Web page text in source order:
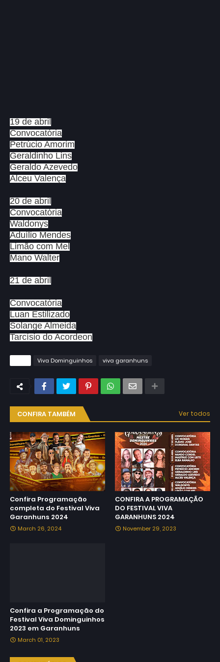
19 de abril
Convocatória
Petrúcio Amorim
Geraldinho Lins
Geraldo Azevedo
Alceu Valença
20 de abril
Convocatória
Waldonys
Aduílio Mendes
Limão com Mel
Mano Walter
21 de abril
Convocatória
Luan Estilizado
Solange Almeida
Tarcísio do Acordeon
Viva Dominguinhos viva garanhuns
CONFIRA TAMBÉM Ver todos
Confira Programação
completa do Festival Viva
Garanhuns 2024
March 26, 2024
CONFIRA A PROGRAMAÇÃO
DO FESTIVAL VIVA
GARANHUNS 2024
November 29, 2023
Confira a Programação do
Festival Viva Dominguinhos
2023 em Garanhuns
March 01, 2023